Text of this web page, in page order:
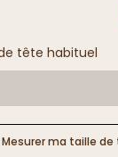
tête habituel
Mesurer ma taille